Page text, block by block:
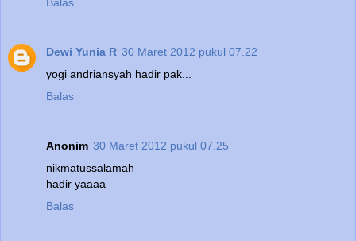
Balas
Dewi Yunia R 30 Maret 2012 pukul 07.22
yogi andriansyah hadir pak...
Balas
Anonim 30 Maret 2012 pukul 07.25
nikmatussalamah
hadir yaaaa
Balas